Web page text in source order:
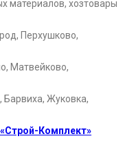
материалов, хозтовары
Перхушково,
Матвейково,
Барвиха, Жуковка,
Комплект»